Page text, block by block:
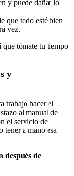
y puede dañar lo
que todo esté bien
vez.
que tómate tu tiempo
y
trabajo hacer el
al manual de
el servicio de
tener a mano esa
después de